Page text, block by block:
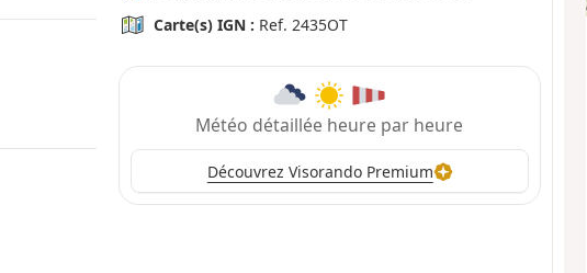
Carte(s) IGN : Ref. 2435OT
Météo détaillée heure par heure
Découvrez Visorando Premium